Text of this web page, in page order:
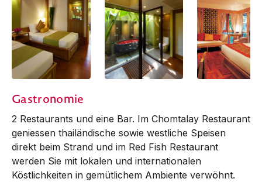
Gastronomie
2 Restaurants und eine Bar. Im Chomtalay Restaurant
geniessen thailändische sowie westliche Speisen
direkt beim Strand und im Red Fish Restaurant
werden Sie mit lokalen und internationalen
Köstlichkeiten in gemütlichem Ambiente verwöhnt.